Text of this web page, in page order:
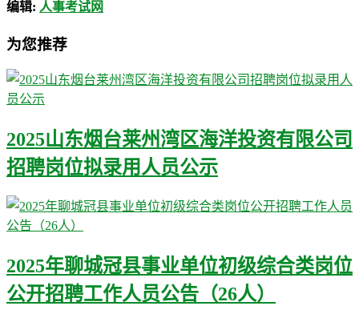
编辑: 人事考试网
为您推荐
2025山东烟台莱州湾区海洋投资有限公司
招聘岗位拟录用人员公示
2025年聊城冠县事业单位初级综合类岗位
公开招聘工作人员公告（26人）